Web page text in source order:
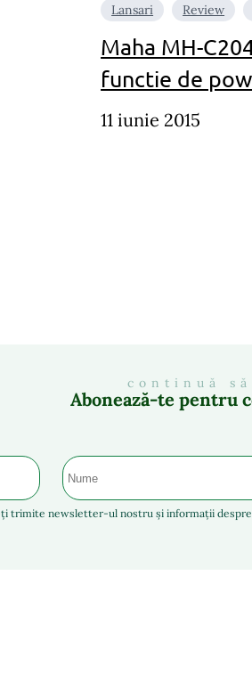
Lansari Review
Maha MH-
functie de
11 iunie 2015
continuă
Abonează-te pentru
trimite newsletter-ul nostru și informații